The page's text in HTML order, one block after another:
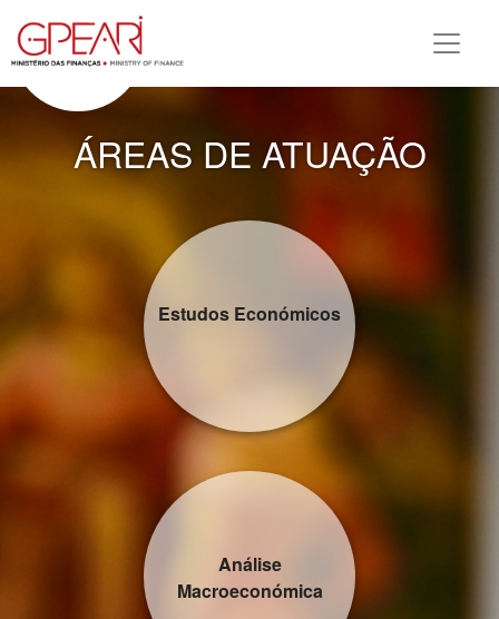
ÁREAS DE ATUAÇÃO
Estudos Económicos
Análise
Macroeconómica